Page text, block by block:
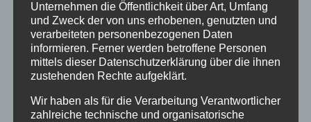
Unternehmen die Öffentlichkeit über Art, Umfang
und Zweck der von uns erhobenen, genutzten und
verarbeiteten personenbezogenen Daten
informieren. Ferner werden betroffene Personen
mittels dieser Datenschutzerklärung über die ihnen
zustehenden Rechte aufgeklärt.
Wir haben als für die Verarbeitung Verantwortlicher
zahlreiche technische und organisatorische